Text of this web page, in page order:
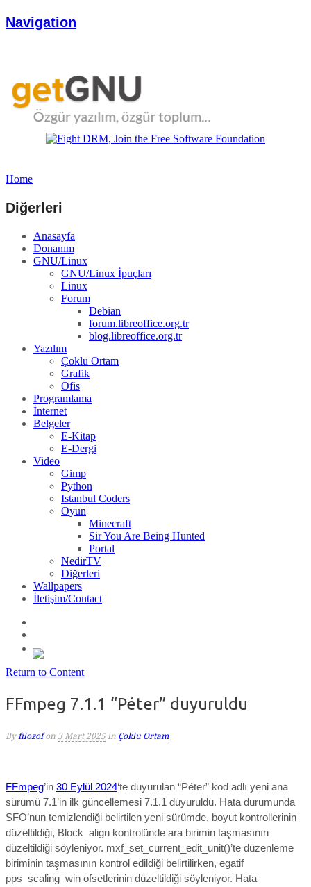
Navigation
Home
Diğerleri
Anasayfa
Donanım
GNU/Linux
GNU/Linux İpuçları
Linux
Forum
Debian
forum.libreoffice.org.tr
blog.libreoffice.org.tr
Yazılım
Çoklu Ortam
Grafik
Ofis
Programlama
İnternet
Belgeler
E-Kitap
E-Dergi
Video
Gimp
Python
Istanbul Coders
Oyun
Minecraft
Sir You Are Being Hunted
Portal
NedirTV
Diğerleri
Wallpapers
İletişim/Contact
Return to Content
FFmpeg 7.1.1 “Péter” duyuruldu
By filozof on 3 Mart 2025 in Çoklu Ortam
FFmpeg’in 30 Eylül 2024‘te duyurulan “Péter” kod adlı yeni ana
sürümü 7.1’in ilk güncellemesi 7.1.1 duyuruldu. Hata durumunda
SFO’nun temizlendiği belirtilen yeni sürümde, boyut kontrollerinin
düzeltildiği, Block_align kontrolünde ara birimin taşmasının
düzeltildiği söyleniyor. mxf_set_current_edit_unit()’te düzenleme
biriminin taşmasının kontrol edildiği belirtilirken, egatif
pps_scaling_win ofsetlerinin düzeltildiği söyleniyor. Hata